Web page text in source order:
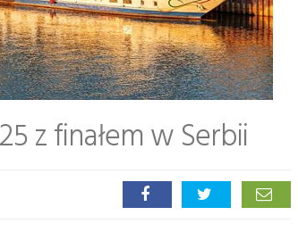
z finałem w Serbii